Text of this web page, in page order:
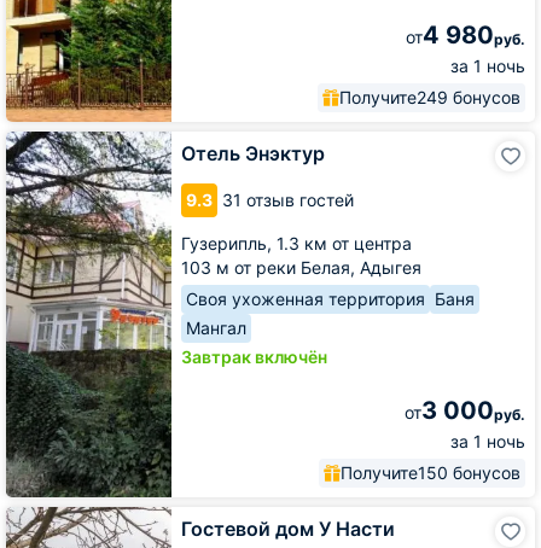
от4 980руб.
за 1 ночь
Получите249 бонусов
Отель Энэктур
9.3 31 отзыв гостей
Гузерипль, 1.3 км от центра
103 м от реки Белая, Адыгея
Своя ухоженная территория Баня
Мангал
Завтрак включён
от3 000руб.
за 1 ночь
Получите150 бонусов
Отель
Энэктур
Гостевой дом У Насти
Гостевой
дом